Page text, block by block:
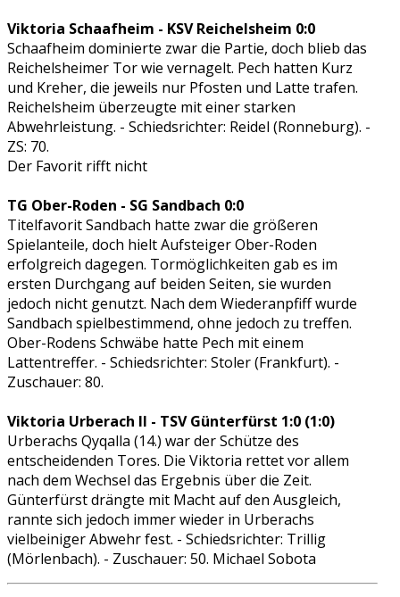
Viktoria Schaafheim - KSV Reichelsheim 0:0
Schaafheim dominierte zwar die Partie, doch blieb das
Reichelsheimer Tor wie vernagelt. Pech hatten Kurz
und Kreher, die jeweils nur Pfosten und Latte trafen.
Reichelsheim überzeugte mit einer starken
Abwehrleistung. - Schiedsrichter: Reidel (Ronneburg). -
ZS: 70.
Der Favorit rifft nicht
TG Ober-Roden - SG Sandbach 0:0
Titelfavorit Sandbach hatte zwar die größeren
Spielanteile, doch hielt Aufsteiger Ober-Roden
erfolgreich dagegen. Tormöglichkeiten gab es im
ersten Durchgang auf beiden Seiten, sie wurden
jedoch nicht genutzt. Nach dem Wiederanpfiff wurde
Sandbach spielbestimmend, ohne jedoch zu treffen.
Ober-Rodens Schwäbe hatte Pech mit einem
Lattentreffer. - Schiedsrichter: Stoler (Frankfurt). -
Zuschauer: 80.
Viktoria Urberach II - TSV Günterfürst 1:0 (1:0)
Urberachs Qyqalla (14.) war der Schütze des
entscheidenden Tores. Die Viktoria rettet vor allem
nach dem Wechsel das Ergebnis über die Zeit.
Günterfürst drängte mit Macht auf den Ausgleich,
rannte sich jedoch immer wieder in Urberachs
vielbeiniger Abwehr fest. - Schiedsrichter: Trillig
(Mörlenbach). - Zuschauer: 50. Michael Sobota